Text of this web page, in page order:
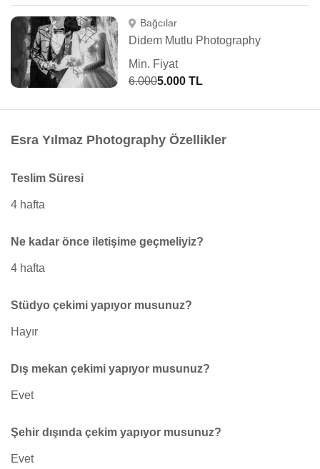
Bağcılar
Didem Mutlu Photography
Min. Fiyat
6.0005.000 TL
Esra Yılmaz Photography Özellikler
Teslim Süresi
4 hafta
Ne kadar önce iletişime geçmeliyiz?
4 hafta
Stüdyo çekimi yapıyor musunuz?
Hayır
Dış mekan çekimi yapıyor musunuz?
Evet
Şehir dışında çekim yapıyor musunuz?
Evet